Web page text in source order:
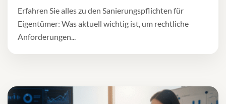
Erfahren Sie alles zu den Sanierungspflichten für
Eigentümer: Was aktuell wichtig ist, um rechtliche
Anforderungen...